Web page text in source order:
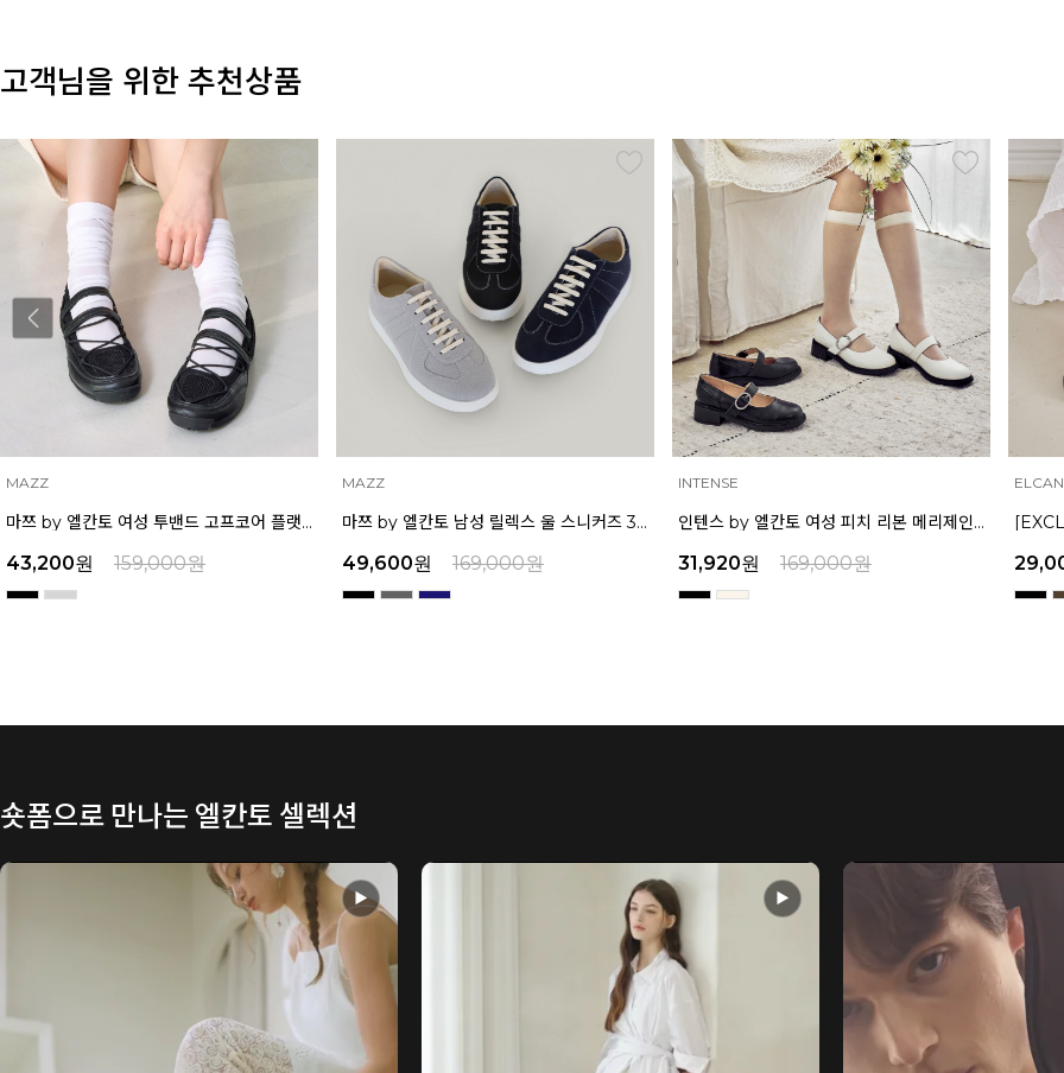
고객님을 위한 추천상품
MAZZ
마쯔 by 엘칸토 여성 투밴드 고프코어 플랫 캐주얼 2.5cm LCWC97M613
43,200원 159,000원
MAZZ
마쯔 by 엘칸토 남성 릴렉스 울 스니커즈 3cm LCMS57M613
49,600원 169,000원
INTENSE
인텐스 by 엘칸토 여성 피치 리본 메리제인 3.5cm LCWD96I613
31,920원 169,000원
숏폼으로 만나는 엘칸토 셀렉션
▶ ▶